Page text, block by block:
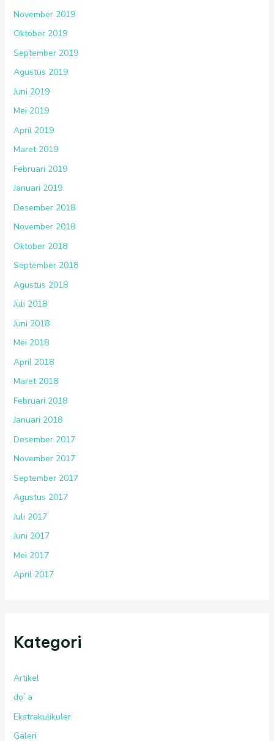
November 2019
Oktober 2019
September 2019
Agustus 2019
Juni 2019
Mei 2019
April 2019
Maret 2019
Februari 2019
Januari 2019
Desember 2018
November 2018
Oktober 2018
September 2018
Agustus 2018
Juli 2018
Juni 2018
Mei 2018
April 2018
Maret 2018
Februari 2018
Januari 2018
Desember 2017
November 2017
September 2017
Agustus 2017
Juli 2017
Juni 2017
Mei 2017
April 2017
Kategori
Artikel
do`a
Ekstrakulikuler
Galeri